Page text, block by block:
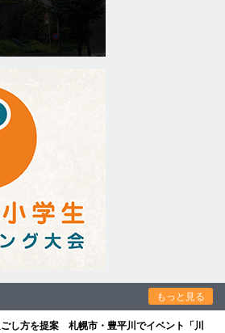
もっと見る
し方を提案 札幌市・豊平川でイベント「川